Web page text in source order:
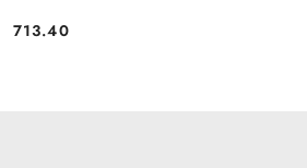
Cena:
713.40